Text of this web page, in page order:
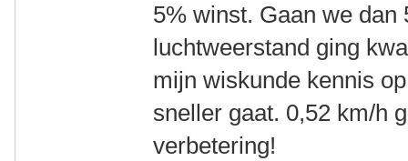
5% winst. Gaan we
luchtweerstand ging
mijn wiskunde kennis
sneller gaat. 0,52 km/h
verbetering!